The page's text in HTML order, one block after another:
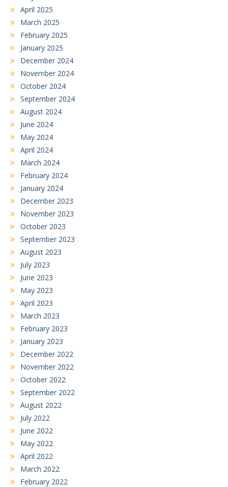
April 2025
March 2025
February 2025
January 2025
December 2024
November 2024
October 2024
September 2024
August 2024
June 2024
May 2024
April 2024
March 2024
February 2024
January 2024
December 2023
November 2023
October 2023
September 2023
August 2023
July 2023
June 2023
May 2023
April 2023
March 2023
February 2023
January 2023
December 2022
November 2022
October 2022
September 2022
August 2022
July 2022
June 2022
May 2022
April 2022
March 2022
February 2022